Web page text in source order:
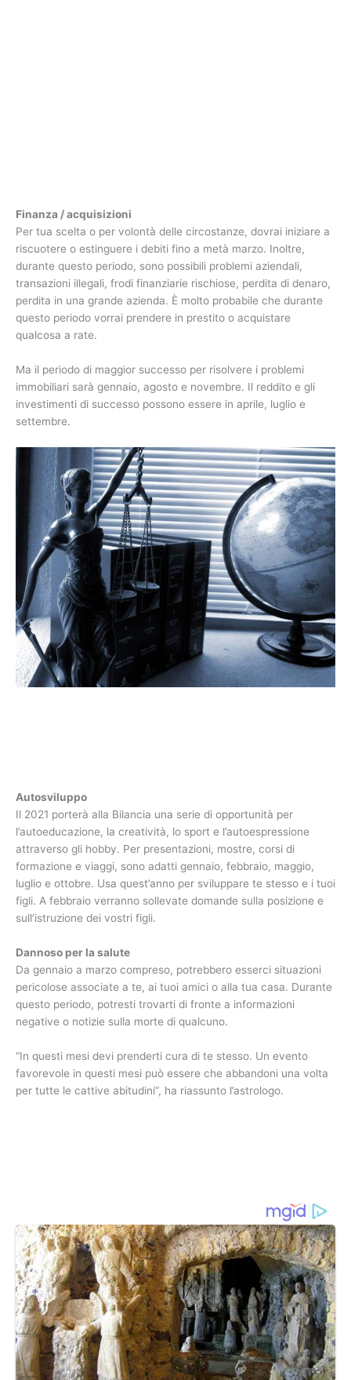
Finanza / acquisizioni
Per tua scelta o per volontà delle circostanze, dovrai iniziare a
riscuotere o estinguere i debiti fino a metà marzo. Inoltre,
durante questo periodo, sono possibili problemi aziendali,
transazioni illegali, frodi finanziarie rischiose, perdita di denaro,
perdita in una grande azienda. È molto probabile che durante
questo periodo vorrai prendere in prestito o acquistare
qualcosa a rate.
Ma il periodo di maggior successo per risolvere i problemi
immobiliari sarà gennaio, agosto e novembre. Il reddito e gli
investimenti di successo possono essere in aprile, luglio e
settembre.
Autosviluppo
Il 2021 porterà alla Bilancia una serie di opportunità per
l’autoeducazione, la creatività, lo sport e l’autoespressione
attraverso gli hobby. Per presentazioni, mostre, corsi di
formazione e viaggi, sono adatti gennaio, febbraio, maggio,
luglio e ottobre. Usa quest’anno per sviluppare te stesso e i tuoi
figli. A febbraio verranno sollevate domande sulla posizione e
sull’istruzione dei vostri figli.
Dannoso per la salute
Da gennaio a marzo compreso, potrebbero esserci situazioni
pericolose associate a te, ai tuoi amici o alla tua casa. Durante
questo periodo, potresti trovarti di fronte a informazioni
negative o notizie sulla morte di qualcuno.
“In questi mesi devi prenderti cura di te stesso. Un evento
favorevole in questi mesi può essere che abbandoni una volta
per tutte le cattive abitudini”, ha riassunto l’astrologo.